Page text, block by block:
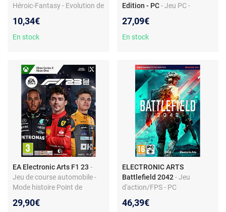
Héroic-Fantasy - Evolution de
l'expérience
10,34€
En stock
Edition - PC - Jeu PC -
27,09€
En stock
EA Electronic Arts F1 23 -
Jeu de course automobile -
Mode histoire Point de
et Qatar - Multijoueur étendu
29,90€
ELECTRONIC ARTS
Battlefield 2042 - Jeu
d'action/FPS - PC
46,39€